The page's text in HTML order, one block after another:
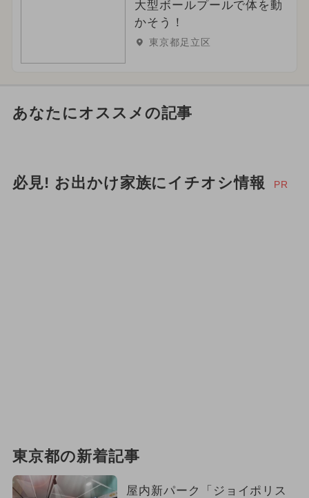
大型ボールプールで体を動
かそう！
東京都足立区
あなたにオススメの記事
必見! お出かけ家族にイチオシ情報 PR
東京都の新着記事
屋内新パーク「ジョイポリス